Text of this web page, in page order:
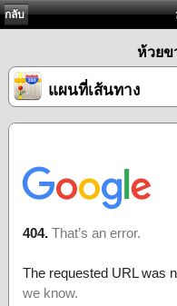
กลับ
ห้วยข
แผนที่เส้นทาง